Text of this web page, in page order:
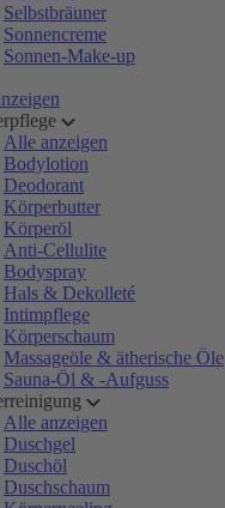
Selbstbräuner
Sonnencreme
Sonnen-Make-up
Alle anzeigen
Bodylotion
Deodorant
Körperbutter
Körperöl
Anti-Cellulite
Bodyspray
Hals & Dekolleté
Intimpflege
Körperschaum
Massageöle & ätherische Öle
Sauna-Öl & -Aufguss
Alle anzeigen
Duschgel
Duschöl
Duschschaum